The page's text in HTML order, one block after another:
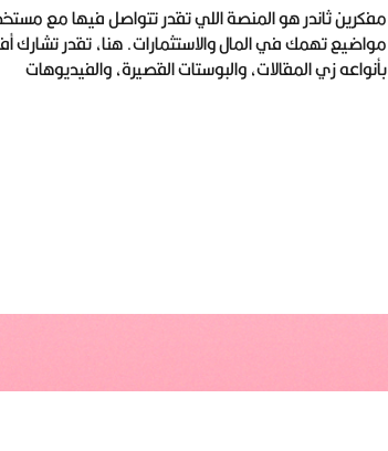
مفكرين ثاندر هو المنصة اللي تقدر تتواصل فيها مع
مواضيع تهمك في المال والاستثمارات. هنا، تقدر تشارك
بأنواعه زي المقالات، والبوستات القصيرة، والفيديوهات